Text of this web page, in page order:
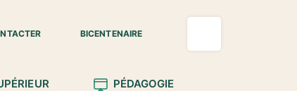
BICENTENAIRE
PÉDAGOGIE